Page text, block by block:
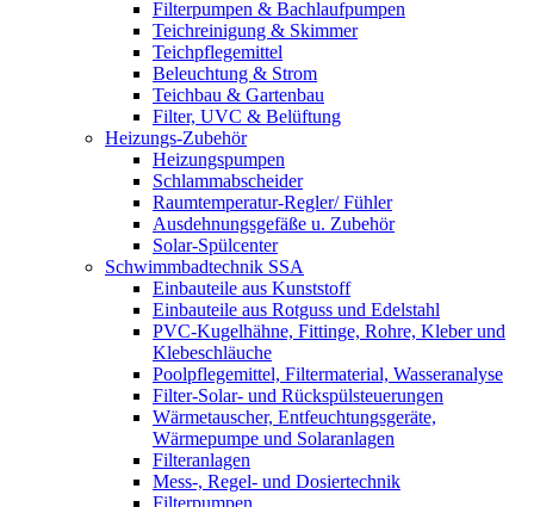
Filterpumpen & Bachlaufpumpen
Teichreinigung & Skimmer
Teichpflegemittel
Beleuchtung & Strom
Teichbau & Gartenbau
Filter, UVC & Belüftung
Heizungs-Zubehör
Heizungspumpen
Schlammabscheider
Raumtemperatur-Regler/ Fühler
Ausdehnungsgefäße u. Zubehör
Solar-Spülcenter
Schwimmbadtechnik SSA
Einbauteile aus Kunststoff
Einbauteile aus Rotguss und Edelstahl
PVC-Kugelhähne, Fittinge, Rohre, Kleber und
Klebeschläuche
Poolpflegemittel, Filtermaterial, Wasseranalyse
Filter-Solar- und Rückspülsteuerungen
Wärmetauscher, Entfeuchtungsgeräte,
Wärmepumpe und Solaranlagen
Filteranlagen
Mess-, Regel- und Dosiertechnik
Filterpumpen